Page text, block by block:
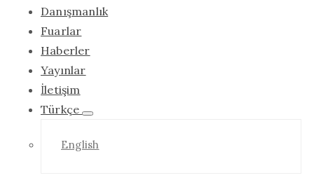
Danışmanlık
Fuarlar
Haberler
Yayınlar
İletişim
Türkçe
English